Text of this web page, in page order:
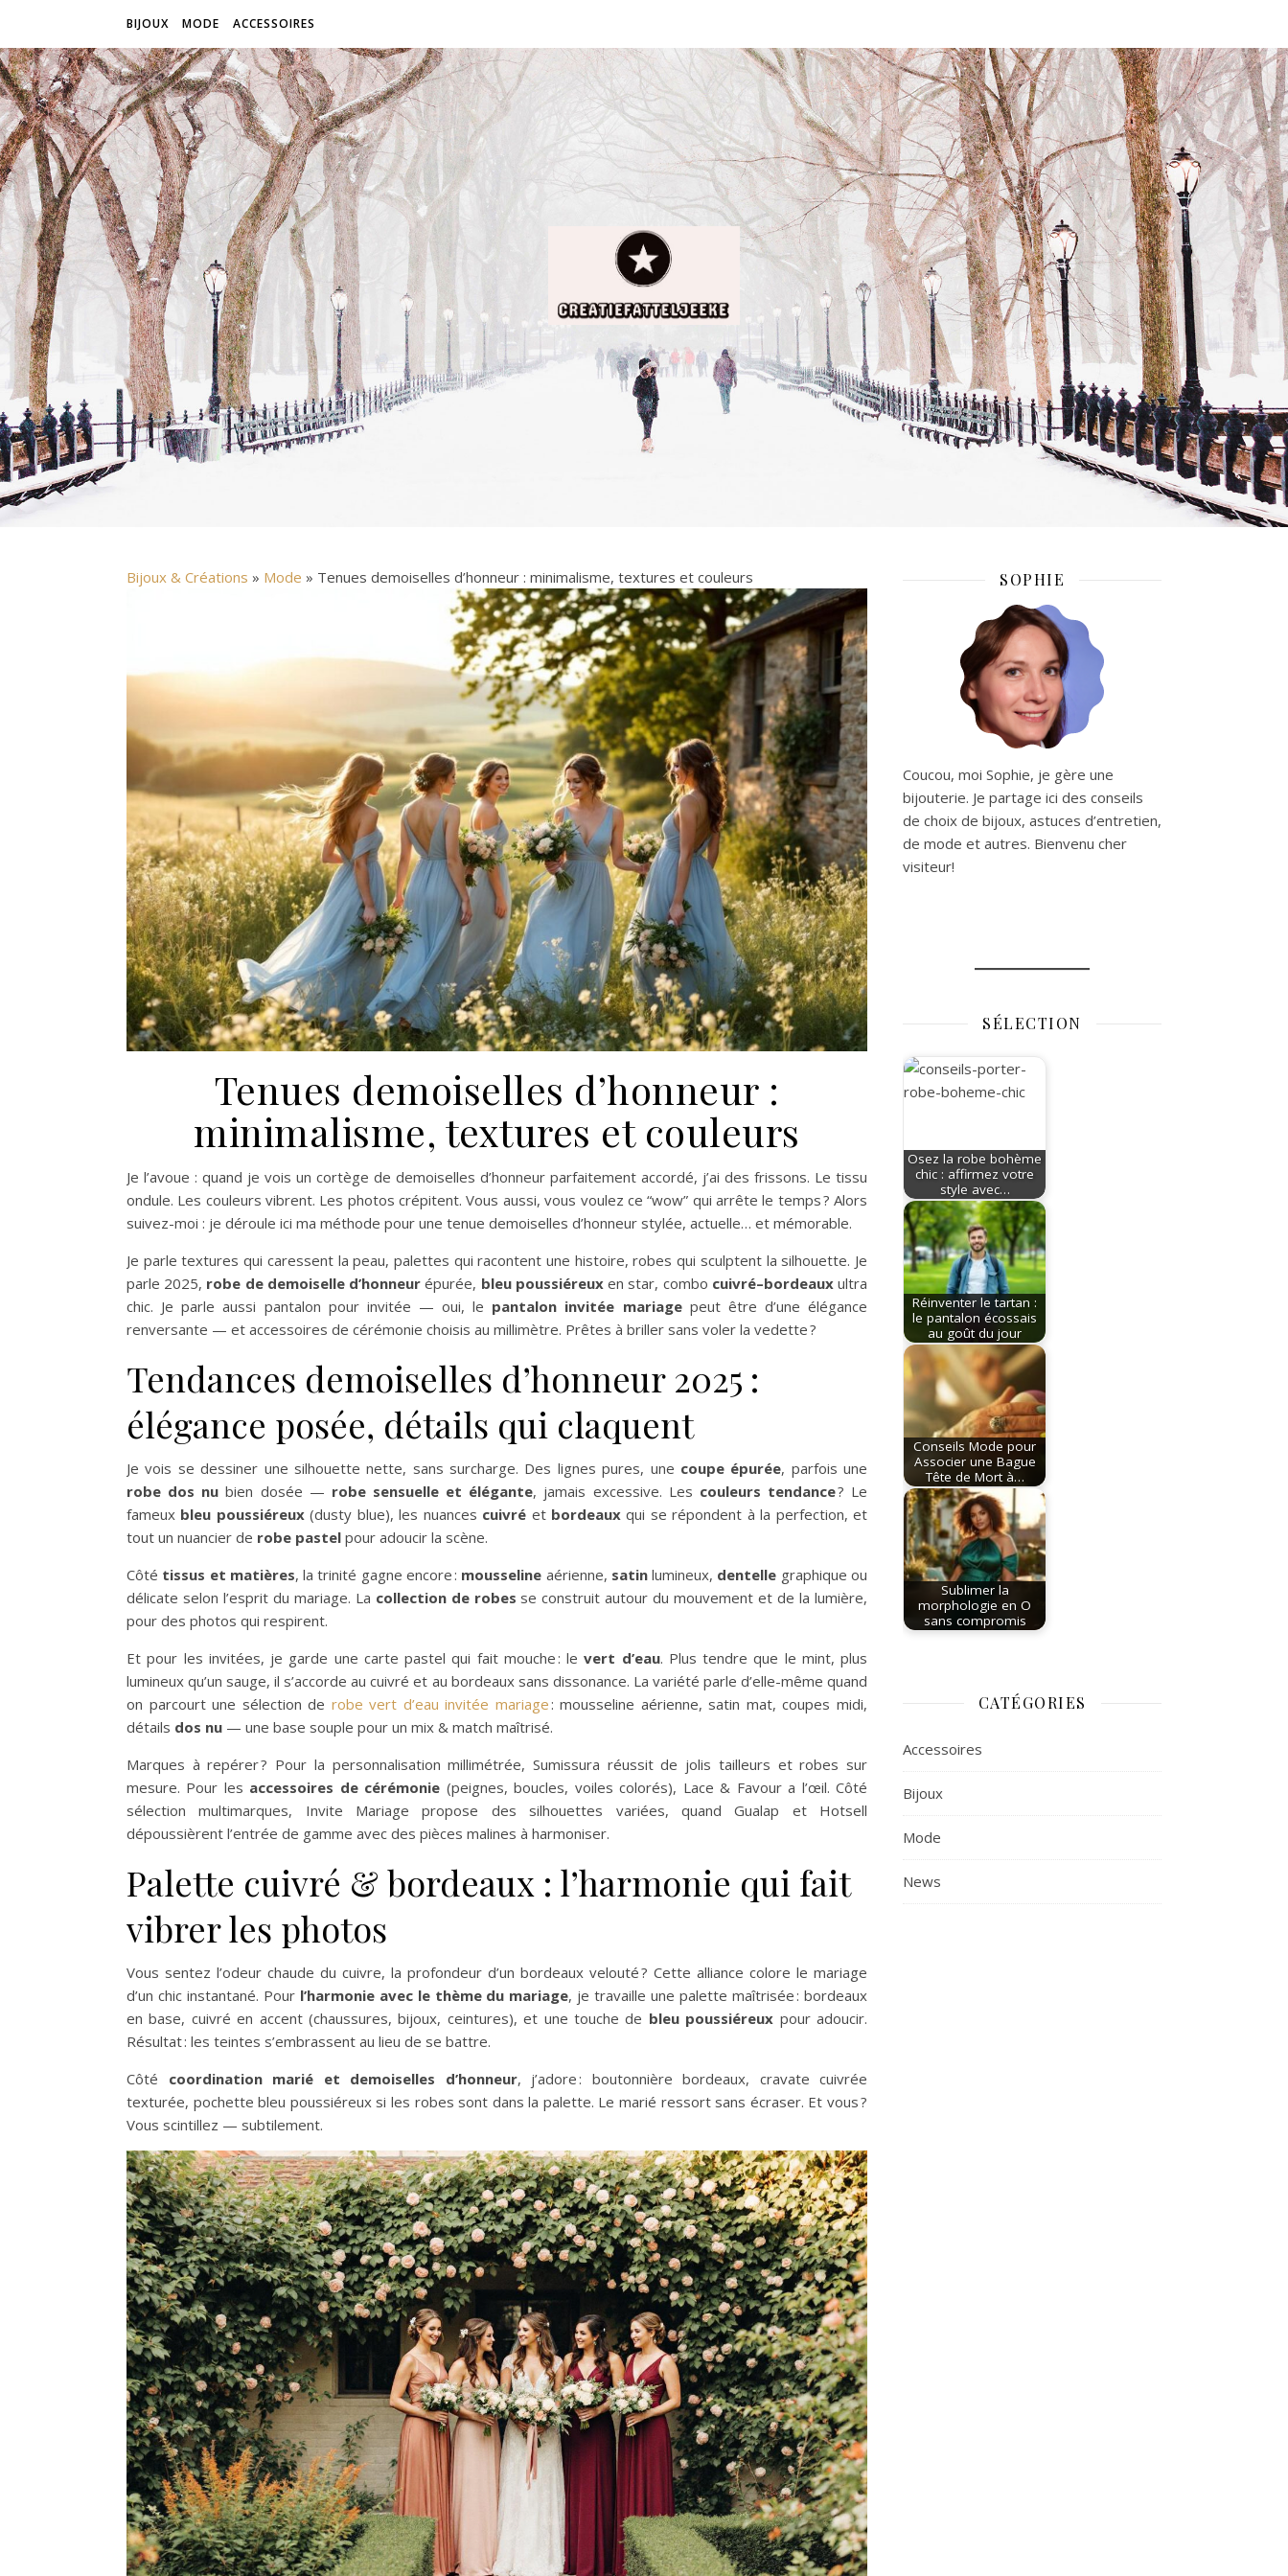
BIJOUX MODE ACCESSOIRES
Bijoux & Créations » Mode » Tenues demoiselles d’honneur : minimalisme, textures et couleurs
Tenues demoiselles d’honneur :
minimalisme, textures et couleurs
Je l’avoue : quand je vois un cortège de demoiselles d’honneur parfaitement accordé, j’ai des frissons. Le tissu
ondule. Les couleurs vibrent. Les photos crépitent. Vous aussi, vous voulez ce “wow” qui arrête le temps ? Alors
suivez-moi : je déroule ici ma méthode pour une tenue demoiselles d’honneur stylée, actuelle… et mémorable.
Je parle textures qui caressent la peau, palettes qui racontent une histoire, robes qui sculptent la silhouette. Je
parle 2025, robe de demoiselle d’honneur épurée, bleu poussiéreuxen star, combo cuivré–bordeauxultra
chic. Je parle aussi pantalon pour invitée — oui, le pantalon invitée mariagepeut être d’une élégance
renversante — et accessoires de cérémonie choisis au millimètre. Prêtes à briller sans voler la vedette ?
Tendances demoiselles d’honneur 2025 :
élégance posée, détails qui claquent
Je vois se dessiner une silhouette nette, sans surcharge. Des lignes pures, une coupe épurée, parfois une
robe dos nu bien dosée — robe sensuelle et élégante, jamais excessive. Les couleurs tendance? Le
fameux bleu poussiéreux(dusty blue), les nuances cuivré et bordeauxqui se répondent à la perfection, et
tout un nuancier de robe pastel pour adoucir la scène.
Côté tissus et matières, la trinité gagne encore : mousseline aérienne, satinlumineux, dentelle graphique ou
délicate selon l’esprit du mariage. La collection de robes se construit autour du mouvement et de la lumière,
pour des photos qui respirent.
Et pour les invitées, je garde une carte pastel qui fait mouche : levert d’eau. Plus tendre que le mint, plus
lumineux qu’un sauge, il s’accorde au cuivré et au bordeaux sans dissonance. La variété parle d’elle-même quand
on parcourt une sélection de robe vert d’eau invitée mariage: mousseline aérienne, satin mat, coupes midi,
détails dos nu — une base souple pour un mix & match maîtrisé.
Marques à repérer ? Pour la personnalisation millimétrée, Sumissura réussit de jolis tailleurs et robes sur
mesure. Pour les accessoires de cérémonie (peignes, boucles, voiles colorés), Lace & Favour a l’œil. Côté
sélection multimarques, Invite Mariage propose des silhouettes variées, quand Gualap et Hotsell
dépoussièrent l’entrée de gamme avec des pièces malines à harmoniser.
Palette cuivré & bordeaux : l’harmonie qui fait
vibrer les photos
Vous sentez l’odeur chaude du cuivre, la profondeur d’un bordeaux velouté ? Cette alliance colore le mariage
d’un chic instantané. Pour l’harmonie avec le thème du mariage, je travaille une palette maîtrisée : bordeaux
en base, cuivré en accent (chaussures, bijoux, ceintures), et une touche de bleu poussiéreux pour adoucir.
Résultat : les teintes s’embrassent au lieu de se battre.
Côté coordination marié et demoiselles d’honneur, j’adore : boutonnière bordeaux, cravate cuivrée
texturée, pochette bleu poussiéreux si les robes sont dans la palette. Le marié ressort sans écraser. Et vous ?
Vous scintillez — subtilement.
SOPHIE
Coucou, moi Sophie, je gère une
bijouterie. Je partage ici des conseils
de choix de bijoux, astuces d’entretien,
de mode et autres. Bienvenu cher
visiteur!
SÉLECTION
Osez la robe bohème
chic : affirmez votre
style avec…
Réinventer le tartan :
le pantalon écossais
au goût du jour
Conseils Mode pour
Associer une Bague
Tête de Mort à…
Sublimer la
morphologie en O
sans compromis
CATÉGORIES
Accessoires
Bijoux
Mode
News